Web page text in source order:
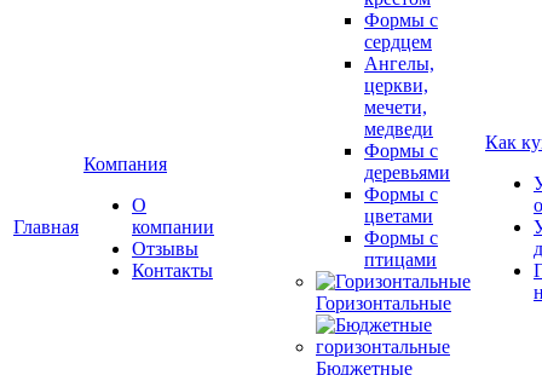
Главная
Компания
О
компании
Отзывы
Контакты
Формы с
сердцем
Ангелы,
церкви,
мечети,
медведи
Формы с
деревьями
Формы с
цветами
Формы с
птицами
Горизонтальные
Бюджетные
Как